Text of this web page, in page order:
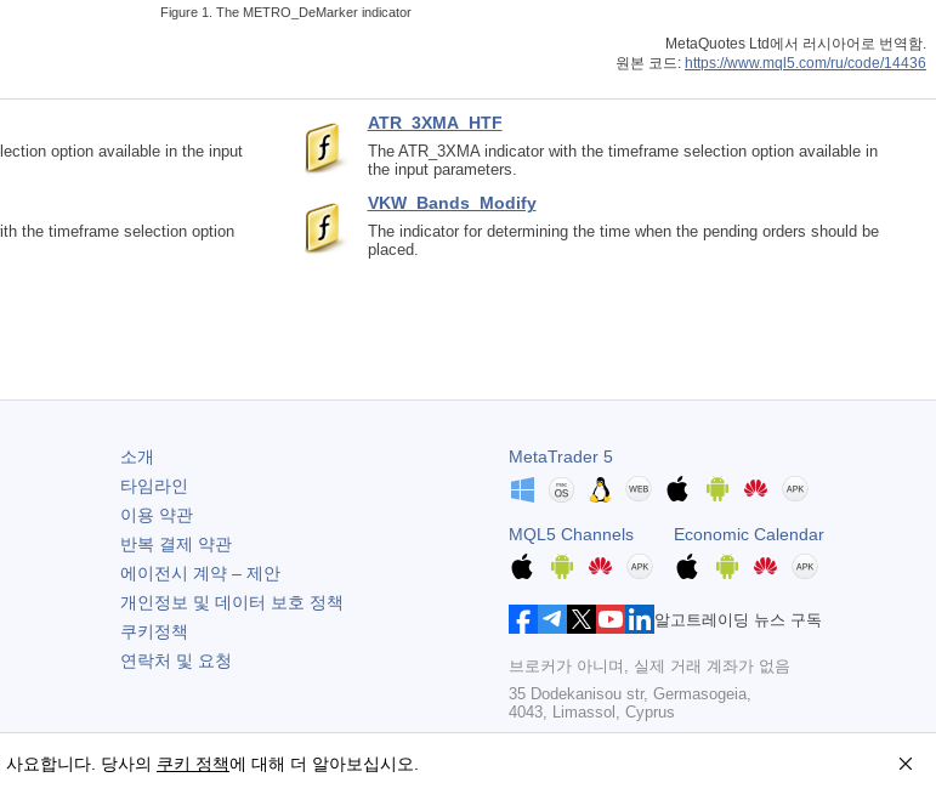
Figure 1. The METRO_DeMarker indicator
MetaQuotes Ltd에서 러시아어로 번역함.
원본 코드: https://www.mql5.com/ru/code/14436
ATR_3XMA_HTF
The ATR_3XMA indicator with the timeframe selection option available in
the input parameters.
VKW_Bands_Modify
The indicator for determining the time when the pending orders should be
placed.
option available in the input
the timeframe selection option
소개
타임라인
이용 약관
반복 결제 약관
에이전시 계약 – 제안
개인정보 및 데이터 보호 정책
쿠키정책
연락처 및 요청
MetaTrader 5
MQL5 Channels Economic Calendar
알고트레이딩 뉴스 구독
브로커가 아니며, 실제 거래 계좌가 없음
35 Dodekanisou str, Germasogeia,
4043, Limassol, Cyprus
요합니다. 당사의 쿠키 정책에 대해 더 알아보십시오.